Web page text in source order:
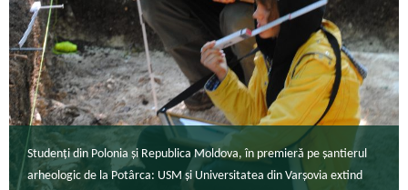
Studenți din Polonia și Republica Moldova, în premieră pe șantierul
arheologic de la Potârca: USM și Universitatea din Varșovia extind